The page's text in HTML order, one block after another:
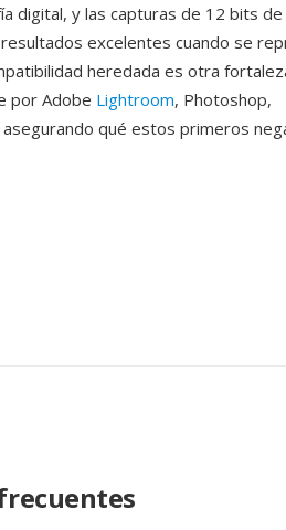
digital, y las capturas de 12 bits de
excelentes cuando se
heredada es otra
por Adobe Lightroom, Photoshop,
qué estos primeros